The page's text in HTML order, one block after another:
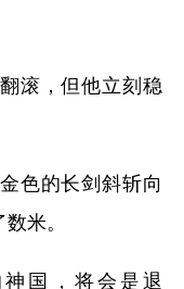
滚，但他立刻稳
色的长剑斜斩向
米。
国，将会是退